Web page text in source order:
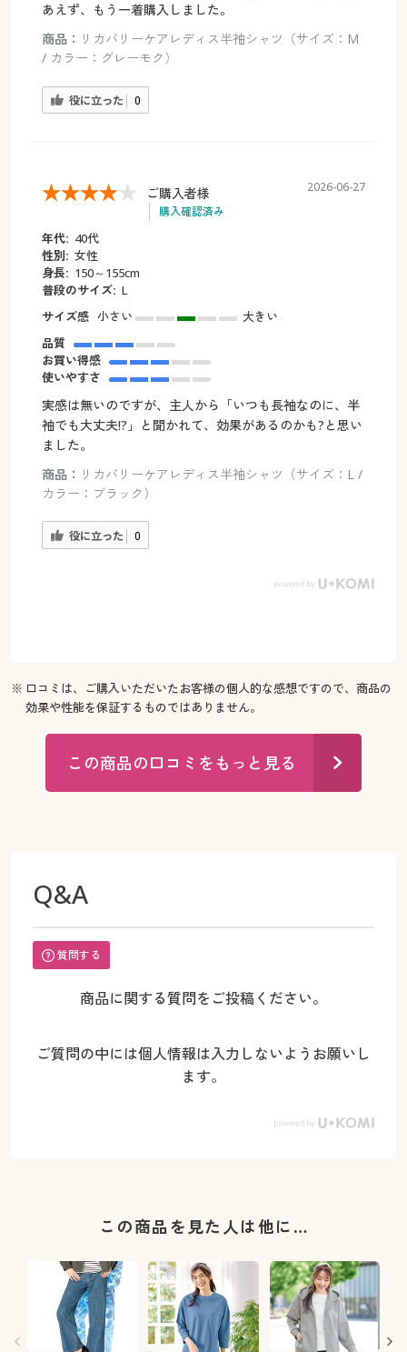
あえず、もう一着購入しました。
商品： リカバリーケアレディス半袖シャツ（サイズ：M
/ カラー：グレーモク）
役に立った 0
ご購入者様
購入確認済み
2026-06-27
年代: 40代
性別: 女性
身長: 150～155cm
普段のサイズ: L
サイズ感 小さい
大きい
品質
お買い得感
使いやすさ
実感は無いのですが、主人から「いつも長袖なのに、半
袖でも大丈夫!?」と聞かれて、効果があるのかも?と思い
ました。
商品： リカバリーケアレディス半袖シャツ（サイズ：L /
カラー：ブラック）
役に立った 0
※ 口コミは、ご購入いただいたお客様の個人的な感想ですので、商品の
効果や性能を保証するものではありません。
この商品の口コミをもっと見る
Q&A
質問する
商品に関する質問をご投稿ください。
ご質問の中には個人情報は入力しないようお願いし
ます。
この商品を見た人は他に…